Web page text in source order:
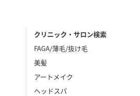
クリニック・サロン検索
FAGA/薄毛/抜け毛
美髪
アートメイク
ヘッドスパ